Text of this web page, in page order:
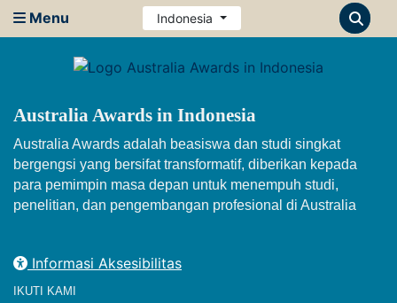
Menu Indonesia
Australia Awards in Indonesia
Australia Awards adalah beasiswa dan studi singkat
bergengsi yang bersifat transformatif, diberikan kepada
para pemimpin masa depan untuk menempuh studi,
penelitian, dan pengembangan profesional di Australia
Informasi Aksesibilitas
IKUTI KAMI